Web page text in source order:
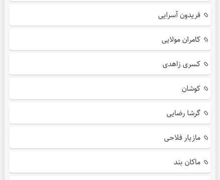
فریدون آسرایی
کامران مولایی
کسری زاهدی
کوشان
گرشا رضایی
مازیار فلاحی
ماکان بند